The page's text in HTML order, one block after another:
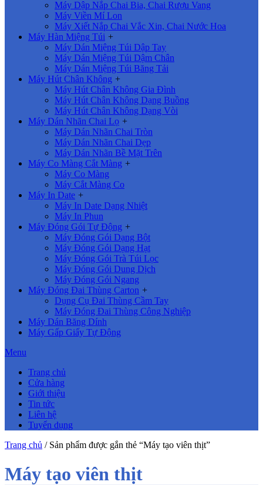
Máy Dập Nắp Chai Bia, Chai Rượu Vang
Máy Viền Mí Lon
Máy Xiết Nắp Chai Vắc Xin, Chai Nước Hoa
Máy Hàn Miệng Túi +
Máy Dán Miệng Túi Dập Tay
Máy Dán Miệng Túi Dậm Chân
Máy Dán Miệng Túi Băng Tải
Máy Hút Chân Không +
Máy Hút Chân Không Gia Đình
Máy Hút Chân Không Dạng Buồng
Máy Hút Chân Không Dạng Vòi
Máy Dán Nhãn Chai Lọ +
Máy Dán Nhãn Chai Tròn
Máy Dán Nhãn Chai Dẹp
Máy Dán Nhãn Bề Mặt Trên
Máy Co Màng Cắt Màng +
Máy Co Màng
Máy Cắt Màng Co
Máy In Date +
Máy In Date Dạng Nhiệt
Máy In Phun
Máy Đóng Gói Tự Động +
Máy Đóng Gói Dạng Bột
Máy Đóng Gói Dạng Hạt
Máy Đóng Gói Trà Túi Lọc
Máy Đóng Gói Dung Dịch
Máy Đóng Gói Ngang
Máy Đóng Đai Thùng Carton +
Dụng Cụ Đai Thùng Cầm Tay
Máy Đóng Đai Thùng Công Nghiệp
Máy Dán Băng Dính
Máy Gấp Giấy Tự Động
Menu
Trang chủ
Cửa hàng
Giới thiệu
Tin tức
Liên hệ
Tuyển dụng
Trang chủ / Sản phẩm được gắn thẻ “Máy tạo viên thịt”
Máy tạo viên thịt